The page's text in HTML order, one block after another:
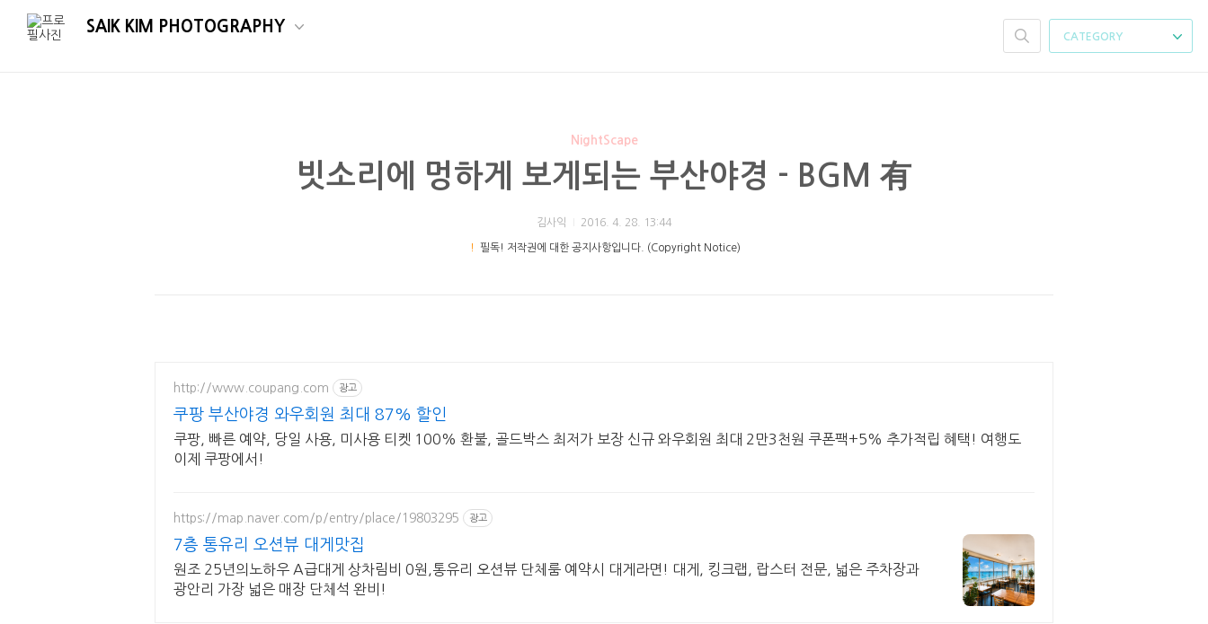
SAIK KIM PHOTOGRAPHY
CATEGORY
NightScape
빗소리에 멍하게 보게되는 부산야경 - BGM 有
김사익 2016. 4. 28. 13:44
！ 필독! 저작권에 대한 공지사항입니다. (Copyright Notice)
http://www.coupang.com 광고
쿠팡 부산야경 와우회원 최대 87% 할인
쿠팡, 빠른 예약, 당일 사용, 미사용 티켓 100% 환불, 골드박스 최저가 보장 신규 와우회원 최대 2만3천원 쿠폰팩+5% 추가적립 혜택! 여행도
이제 쿠팡에서!
https://map.naver.com/p/entry/place/19803295 광고
7층 통유리 오션뷰 대게맛집
원조 25년의노하우 A급대게 상차림비 0원,통유리 오션뷰 단체룸 예약시 대게라면! 대게, 킹크랩, 랍스터 전문, 넓은 주차장과
광안리 가장 넓은 매장 단체석 완비!